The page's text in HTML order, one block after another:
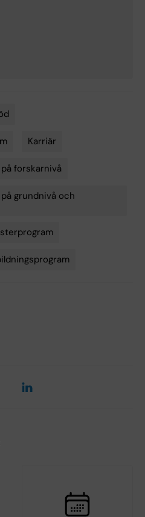
Karriär
forskarnivå
grundnivå och